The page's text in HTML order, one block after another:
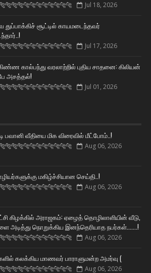
Jul 18, 2026
துப்பாக்கிச் சூட்டில் காயமடைந்தவர்
Jul 17, 2026
கால்பந்து வரலாற்றில் புதிய சாதனை: கிலியன்
அசத்தல்!
Jul 01, 2026
பவானி வீதியை மிக விரைவில் மீட்போம்..!
Aug 06, 2026
மகிழ்ச்சியான செய்தி..!
Aug 06, 2026
கிழக்கில் அராஜகம்: ஏழைத் தொழிலாளியின் வீடு,
அடித்து நொறுக்கிய இனந்தெரியாத நபர்கள்.......!
Aug 06, 2026
கலக்கிய மாணவர் பாராளுமன்ற அமர்வு (
Aug 06, 2026